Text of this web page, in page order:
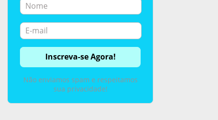
Não enviamos spam e respeitamos
sua privacidade!